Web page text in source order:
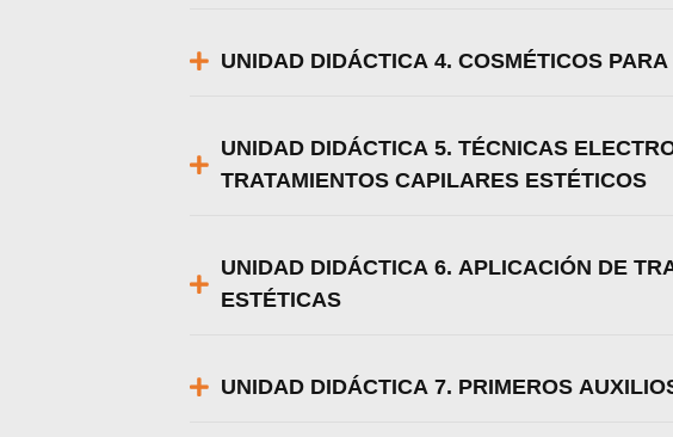
UNIDAD DIDÁCTICA 4. COSMÉTICOS
UNIDAD DIDÁCTICA 5. TÉCNICAS
TRATAMIENTOS CAPILARES ESTÉTICOS
UNIDAD DIDÁCTICA 6. APLICACIÓN DE
ESTÉTICAS
UNIDAD DIDÁCTICA 7. PRIMEROS